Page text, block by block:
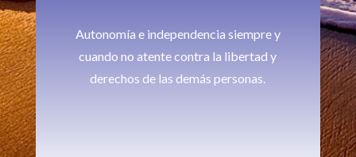
Autonomía e independencia siempre y
cuando no atente contra la libertad y
derechos de las demás personas.